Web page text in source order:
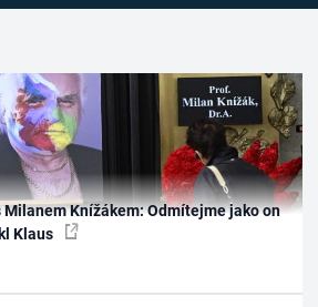
Knížákem: Odmítejme jako on
Klaus